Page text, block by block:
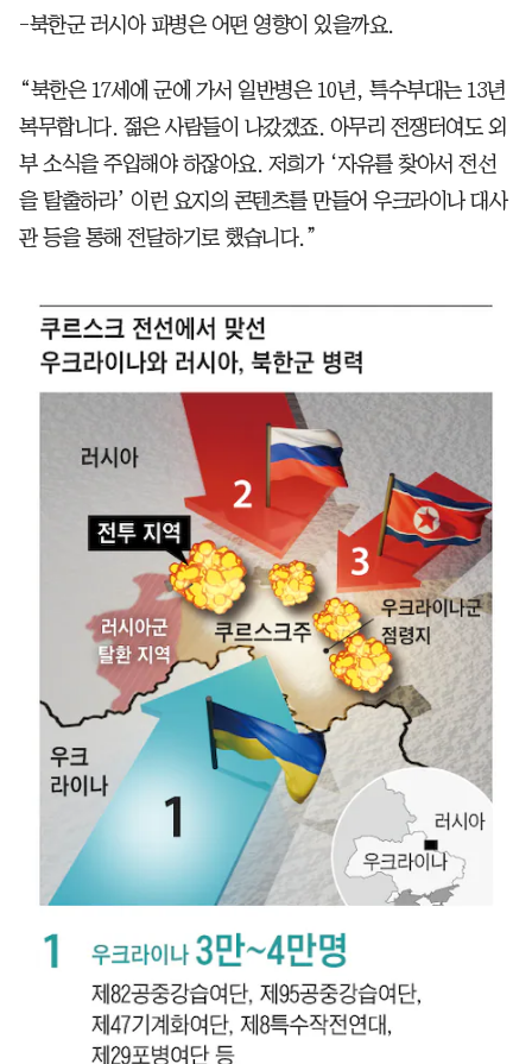
-북한군 러시아 파병은 어떤 영향이 있을까요.
“북한은 17세에 군에 가서 일반병은 10년, 특수부대는 13년
복무합니다. 젊은 사람들이 나갔겠죠. 아무리 전쟁터여도 외
부 소식을 주입해야 하잖아요. 저희가 ‘자유를 찾아서 전선
을 탈출하라’ 이런 요지의 콘텐츠를 만들어 우크라이나 대사
관 등을 통해 전달하기로 했습니다.”